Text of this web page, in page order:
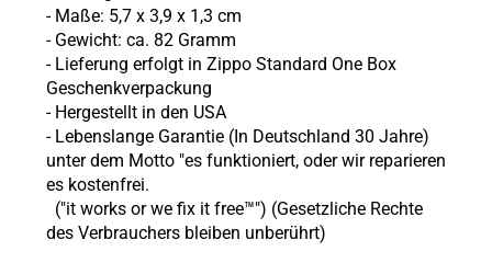
- Maße: 5,7 x 3,9 x 1,3 cm
- Gewicht: ca. 82 Gramm
- Lieferung erfolgt in Zippo Standard One Box
Geschenkverpackung
- Hergestellt in den USA
- Lebenslange Garantie (In Deutschland 30 Jahre)
unter dem Motto "es funktioniert, oder wir reparieren
es kostenfrei.
("it works or we fix it free™") (Gesetzliche Rechte
des Verbrauchers bleiben unberührt)